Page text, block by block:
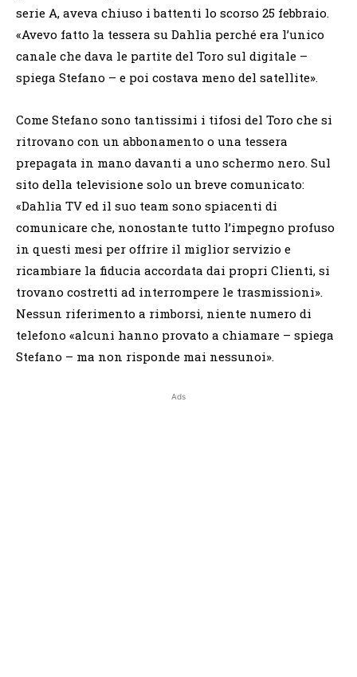
serie A, aveva chiuso i battenti lo scorso 25 febbraio.
«Avevo fatto la tessera su Dahlia perché era l’unico
canale che dava le partite del Toro sul digitale –
spiega Stefano – e poi costava meno del satellite».
Come Stefano sono tantissimi i tifosi del Toro che si
ritrovano con un abbonamento o una tessera
prepagata in mano davanti a uno schermo nero. Sul
sito della televisione solo un breve comunicato:
«Dahlia TV ed il suo team sono spiacenti di
comunicare che, nonostante tutto l’impegno profuso
in questi mesi per offrire il miglior servizio e
ricambiare la fiducia accordata dai propri Clienti, si
trovano costretti ad interrompere le trasmissioni».
Nessun riferimento a rimborsi, niente numero di
telefono «alcuni hanno provato a chiamare – spiega
Stefano – ma non risponde mai nessunoi».
Ads